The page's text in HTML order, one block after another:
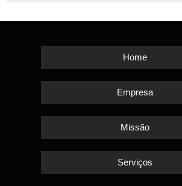
Home
Empresa
Missão
Serviços